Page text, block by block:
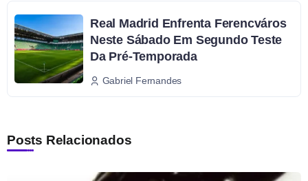
Real Madrid Enfrenta Ferencváros
Neste Sábado Em Segundo Teste
Da Pré-Temporada
Gabriel Fernandes
Posts Relacionados